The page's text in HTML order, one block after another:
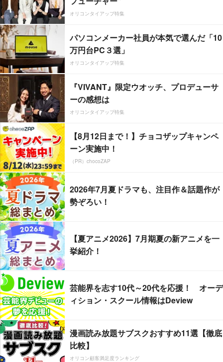
オリコンタイアップ特集
パソコンメーカー社員が本気で選んだ「10
万円台PC３選」
オリコンタイアップ特集
『VIVANT』限定ウオッチ、プロデューサ
ーの感想は
オリコンタイアップ特集
【8月12日まで！】チョコザップキャンペ
ーン実施中！
（PR）chocoZAP
2026年7月夏ドラマも、注目作＆話題作が
勢ぞろい！
【夏アニメ2026】7月期夏の新アニメを一
挙紹介！
芸能界を志す10代～20代を応援！ オーデ
ィション・スクール情報はDeview
漫画読み放題サブスクおすすめ11選【徹底
比較】
オリコン顧客満足度ランキング